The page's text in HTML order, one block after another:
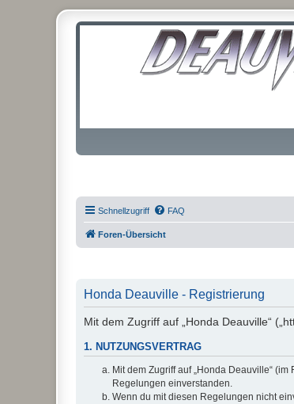
Schnellzugriff FAQ
Foren-Übersicht
Honda Deauville - Registrierung
Mit dem Zugriff auf „Honda Deauville“
1. NUTZUNGSVERTRAG
Mit dem Zugriff auf „Honda Deauville“
Regelungen einverstanden.
Wenn du mit diesen Regelungen nicht